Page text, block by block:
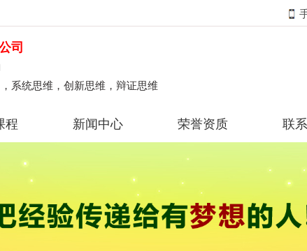
司
系统思维，创新思维，辩证思维
程 新闻中心 荣誉资质 联